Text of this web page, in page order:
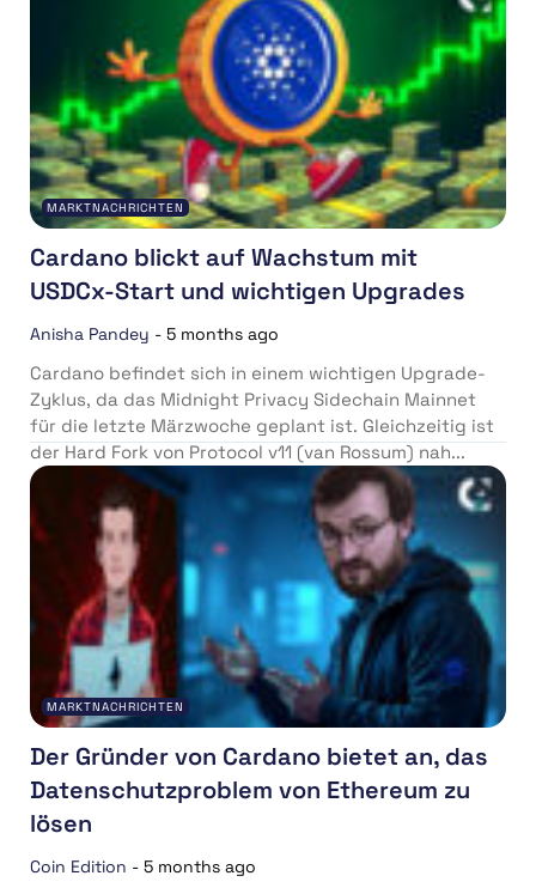
MARKTNACHRICHTEN
Cardano blickt auf Wachstum mit
USDCx-Start und wichtigen Upgrades
Anisha Pandey - 5 months ago
Cardano befindet sich in einem wichtigen Upgrade-
Zyklus, da das Midnight Privacy Sidechain Mainnet
für die letzte Märzwoche geplant ist. Gleichzeitig ist
der Hard Fork von Protocol v11 (van Rossum) nah...
MARKTNACHRICHTEN
Der Gründer von Cardano bietet an, das
Datenschutzproblem von Ethereum zu
lösen
Coin Edition - 5 months ago